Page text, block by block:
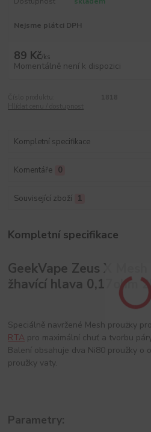
Nejsme plátci DPH
89 Kč/ks
Momentálně není k dispozici
Kompletní specifikace
Komentáře 0
Související zboží 1
Kompletní specifikace
GeekVape Zeus X
žhavící hlava 0,17ohm
Speciálně navržené Mesh proužky pro
RTA pro maximální chuť a tvorbu
Balení obsahuje dva Ni80 proužky o
proužky vaty.
Parametry: